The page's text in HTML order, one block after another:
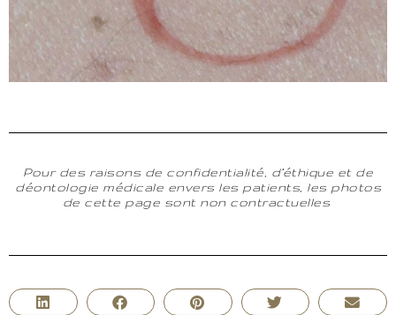
Pour des raisons de confidentialité, d’éthique et de
déontologie médicale envers les patients, les photos
de cette page sont non contractuelles